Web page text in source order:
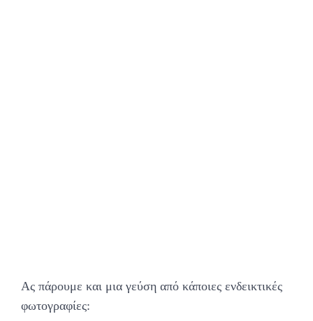
Ας πάρουμε και μια γεύση από κάποιες ενδεικτικές
φωτογραφίες: